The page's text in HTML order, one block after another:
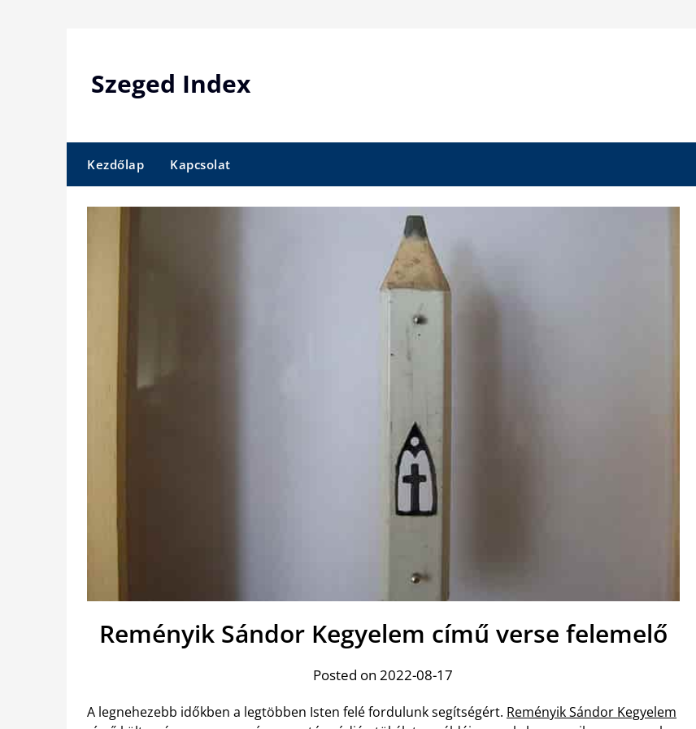
Szeged Index
Kezdőlap Kapcsolat
Reményik Sándor Kegyelem című verse felemelő
Posted on 2022-08-17
A legnehezebb időkben a legtöbben Isten felé fordulunk segítségért. Reményik Sándor Kegyelem